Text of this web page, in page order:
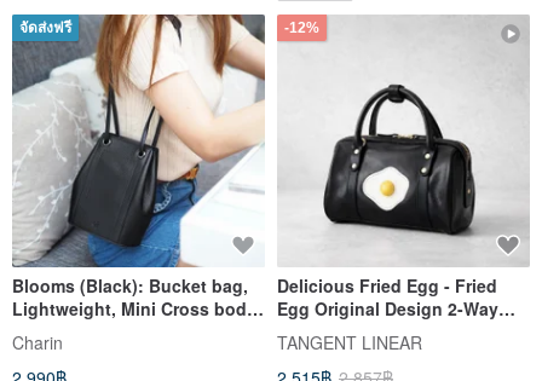
จัดส่งฟรี
Blooms (Black): Bucket bag,
Lightweight, Mini Cross body,
Black
Charin
-12%
Delicious Fried Egg - Fried
Egg Original Design 2-Way
Crossbody/Tote Bag - Cute
Everyday Carryall
TANGENT LINEAR